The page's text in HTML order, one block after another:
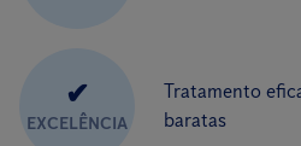
✔
EXCELÊNCIA
Tratamento
baratas